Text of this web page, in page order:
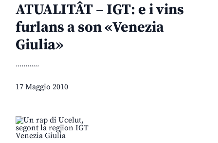
ATUALITÂT – IGT: e i vins
furlans a son «Venezia
Giulia»
............
17 Maggio 2010